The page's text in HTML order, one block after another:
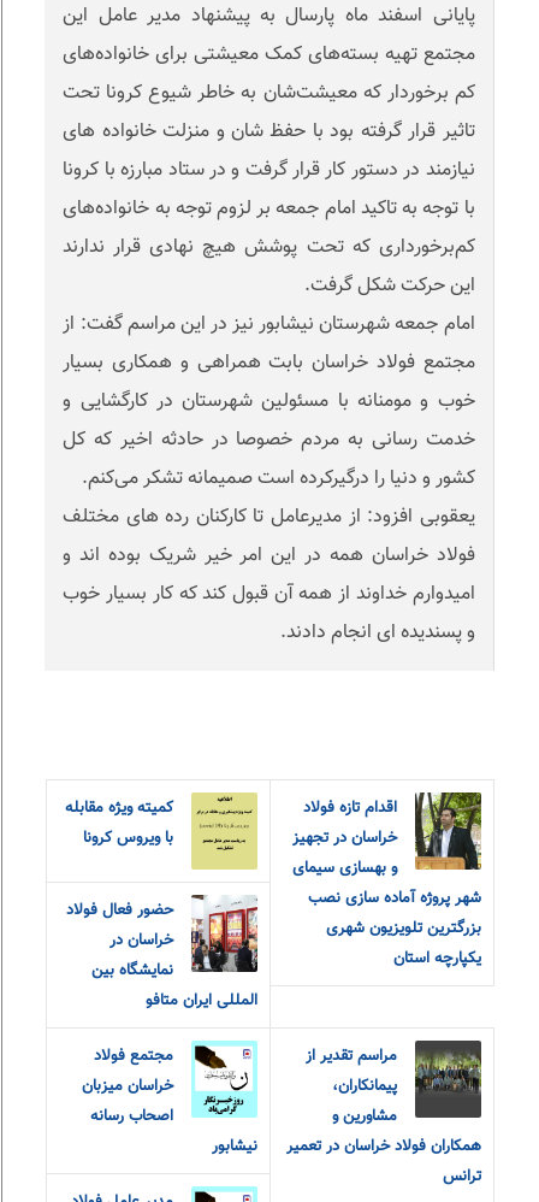
پایانی اسفند‌ ماه پارسال به پیشنهاد مدیر عامل این
‌مجتمع تهیه بسته‌های کمک معیشتی برای خانواده‌های
کم‌ برخوردار که معیشت‌شان به خاطر شیوع کرونا تحت
تاثیر قرار گرفته بود با حفظ شان و منزلت خانواده های
نیازمند در دستور کار قرار گرفت و در ستاد مبارزه با کرونا
با توجه به تاکید امام جمعه بر لزوم توجه به خانواده‌های
کم‌برخورداری که تحت پوشش هیچ نهادی قرار ندارند
این حرکت شکل گرفت.
امام جمعه شهرستان نیشابور نیز در این مراسم گفت: از
مجتمع فولاد خراسان بابت‌ همراهی و همکاری بسیار
خوب و مومنانه با مسئولین شهرستان در کارگشایی و
خدمت رسانی به مردم خصوصا در حادثه اخیر که کل
کشور و دنیا را درگیر‌کرده است صمیمانه تشکر می‌کنم.
یعقوبی افزود: از مدیرعامل تا کارکنان رده های مختلف
فولاد خراسان همه در این امر خیر شریک بوده اند و
امیدوارم خداوند از همه آن قبول کند که کار بسیار خوب
و پسندیده ای انجام دادند.
اقدام تازه فولاد
خراسان در تجهیز
و بهسازی سیمای
شهر پروژه آماده سازی نصب
بزرگترین تلویزیون شهری
یکپارچه استان
کمیته ویژه مقابله
با ویروس کرونا
حضور فعال فولاد
خراسان در
نمایشگاه بین
المللی ایران متافو
مراسم تقدیر از
پیمانکاران،
مشاورین و
همکاران فولاد خراسان در تعمیر
ترانس
مجتمع فولاد
خراسان میزبان
اصحاب رسانه
نیشابور